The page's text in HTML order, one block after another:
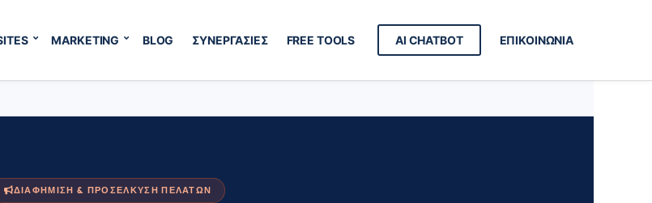
MARKETING BLOG ΣΥΝΕΡΓΑΣΙΕΣ FREE TOOLS AI CHATBOT ΕΠΙΚΟΙΝΩΝΙΑ
ΔΙΑΦΗΜΙΣΗ & ΠΡΟΣΕΛΚΥΣΗ ΠΕΛΑΤΩΝ